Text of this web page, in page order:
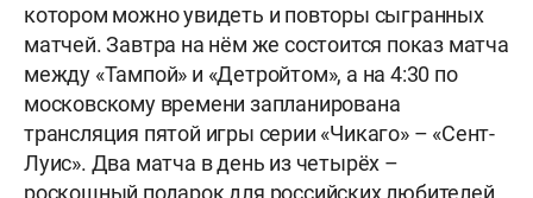
котором можно увидеть и повторы сыгранных
матчей. Завтра на нём же состоится показ матча
между «Тампой» и «Детройтом», а на 4:30 по
московскому времени запланирована
трансляция пятой игры серии «Чикаго» – «Сент-
Луис». Два матча в день из четырёх –
роскошный подарок для российских любителей